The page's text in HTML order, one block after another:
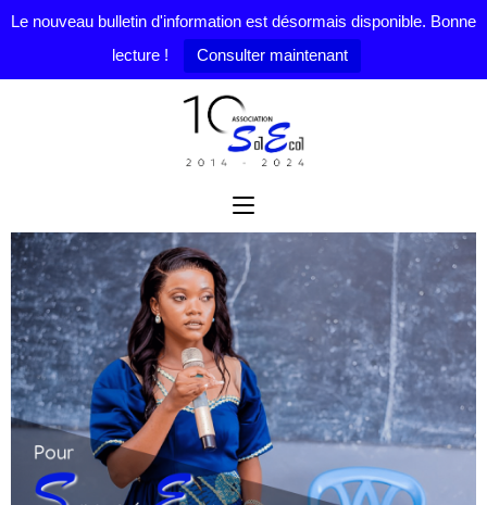
Le nouveau bulletin d'information est désormais disponible. Bonne
lecture !
Consulter maintenant